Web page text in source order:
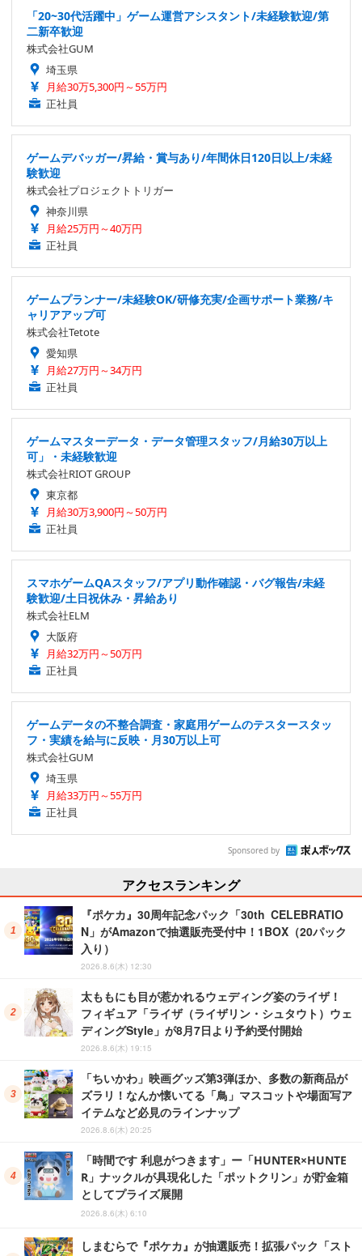
「20~30代活躍中」ゲーム運営アシスタント/未経験歓迎/第
二新卒歓迎
株式会社GUM
埼玉県
月給30万5,300円～55万円
正社員
ゲームデバッガー/昇給・賞与あり/年間休日120日以上/未経
験歓迎
株式会社プロジェクトトリガー
神奈川県
月給25万円～40万円
正社員
ゲームプランナー/未経験OK/研修充実/企画サポート業務/キ
ャリアアップ可
株式会社Tetote
愛知県
月給27万円～34万円
正社員
ゲームマスターデータ・データ管理スタッフ/月給30万以上
可」・未経験歓迎
株式会社RIOT GROUP
東京都
月給30万3,900円～50万円
正社員
スマホゲームQAスタッフ/アプリ動作確認・バグ報告/未経
験歓迎/土日祝休み・昇給あり
株式会社ELM
大阪府
月給32万円～50万円
正社員
ゲームデータの不整合調査・家庭用ゲームのテスタースタッ
フ・実績を給与に反映・月30万以上可
株式会社GUM
埼玉県
月給33万円～55万円
正社員
Sponsored by
アクセスランキング
『ポケカ』30周年記念パック「30th CELEBRATIO
N」がAmazonで抽選販売受付中！1BOX（20パック
入り）
2026.8.6(木) 12:30
太ももにも目が惹かれるウェディング姿のライザ！
フィギュア「ライザ（ライザリン・シュタウト）ウェ
ディングStyle」が8月7日より予約受付開始
2026.8.6(木) 19:15
「ちいかわ」映画グッズ第3弾ほか、多数の新商品が
ズラリ！なんか懐いてる「鳥」マスコットや場面写ア
イテムなど必見のラインナップ
2026.8.6(木) 20:25
「時間です 利息がつきます」ー「HUNTER×HUNTE
R」ナックルが具現化した「ポットクリン」が貯金箱
としてプライズ展開
2026.8.6(木) 6:10
しまむらで『ポケカ』が抽選販売！拡張パック「スト